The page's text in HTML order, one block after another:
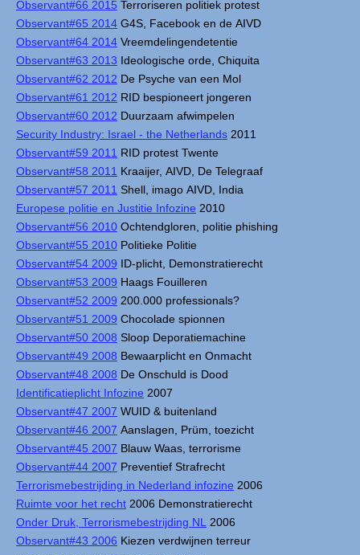
Observant#66 2015 Terroriseren politiek protest
Observant#65 2014 G4S, Facebook en de AIVD
Observant#64 2014 Vreemdelingendetentie
Observant#63 2013 Ideologische orde, Chiquita
Observant#62 2012 De Psyche van een Mol
Observant#61 2012 RID bespioneert jongeren
Observant#60 2012 Duurzaam afwimpelen
Security Industry: Israel - the Netherlands 2011
Observant#59 2011 RID protest Twente
Observant#58 2011 Kraaijer, AIVD, De Telegraaf
Observant#57 2011 Shell, imago AIVD, India
Europese politie en Justitie Infozine 2010
Observant#56 2010 Ochtendgloren, politie phishing
Observant#55 2010 Politieke Politie
Observant#54 2009 ID-plicht, Demonstratierecht
Observant#53 2009 Haags Fouilleren
Observant#52 2009 200.000 professionals?
Observant#51 2009 Chocolade spionnen
Observant#50 2008 Sloop Deporatiemachine
Observant#49 2008 Bewaarplicht en Onmacht
Observant#48 2008 De Onschuld is Dood
Identificatieplicht Infozine 2007
Observant#47 2007 WUID & buitenland
Observant#46 2007 Aanslagen, Prüm, toezicht
Observant#45 2007 Blauw Waas, terrorisme
Observant#44 2007 Preventief Strafrecht
Terrorismebestrijding in Nederland infozine 2006
Ruimte voor het recht 2006 Demonstratierecht
Onder Druk, Terrorismebestrijding NL
2006
Observant#43 2006 Kiezen verdwijnen terreur